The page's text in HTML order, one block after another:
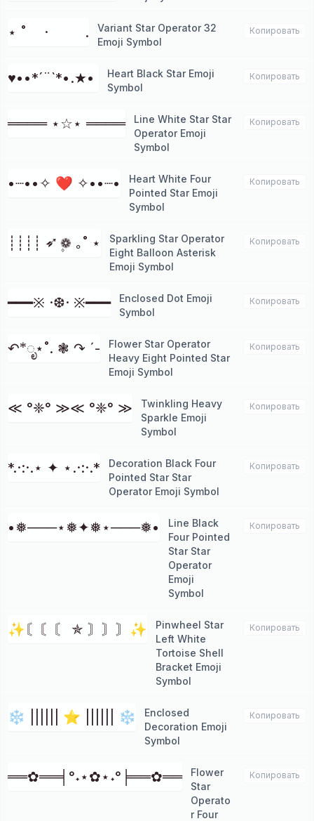
⋆ ˚ · .
Variant Star Operator 32
Emoji Symbol
Копировать
♥••*´¨`*•.★• ⁭
Heart Black Star Emoji
Symbol
Копировать
════ ⋆☆⋆ ════
Line White Star Star
Operator Emoji
Symbol
Копировать
•┈••✧ ❤ ✧••┈•
Heart White Four
Pointed Star Emoji
Symbol
Копировать
┊┊┊┊ ➶ ❁۪ ｡˚ ⋆
Sparkling Star Operator
Eight Balloon Asterisk
Emoji Symbol
Копировать
━━━※ ·❆· ※━━━
Enclosed Dot Emoji
Symbol
Копировать
↶*ೃ⋆˚. ❃ ↷ ˊ-
Flower Star Operator
Heavy Eight Pointed Star
Emoji Symbol
Копировать
≪ °❈° ≫≪ °❈° ≫
Twinkling Heavy
Sparkle Emoji
Symbol
Копировать
*.·:·.⋆ ✦ ⋆.·:·.*
Decoration Black Four
Pointed Star Star
Operator Emoji Symbol
Копировать
•❅───⋆❅✦❅⋆───❅•
Line Black
Four Pointed
Star Star
Operator
Emoji
Symbol
Копировать
✨〘〘〘 ✯ 〙〙〙✨
Pinwheel Star
Left White
Tortoise Shell
Bracket Emoji
Symbol
Копировать
❄ |||||| ⭐ |||||| ❄
Enclosed
Decoration Emoji
Symbol
Копировать
══✿══╡°˖⋆✿⋆˖°╞══✿══
Flower
Star
Operato
r Four
Копировать